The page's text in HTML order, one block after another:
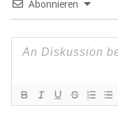
Abonnieren